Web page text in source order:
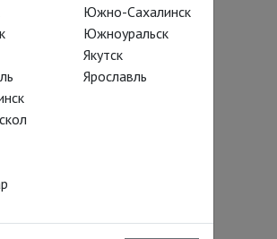
философов и
Южно-Сахалинск
Южноуральск
Якутск
Ярославль